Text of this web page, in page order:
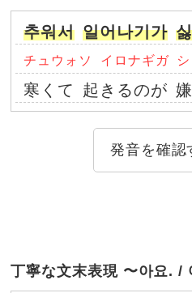
추워서 일어나기가
チュウォソ イロナギガ
寒くて 起きるのが
発音を確認
丁寧な文末表現 〜아요. /